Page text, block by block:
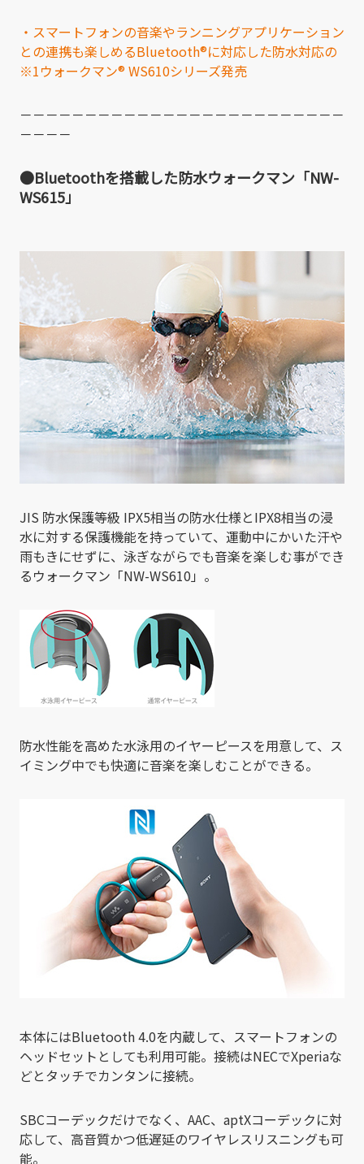
・スマートフォンの音楽やランニングアプリケーション
との連携も楽しめるBluetooth®に対応した防水対応の
※1ウォークマン® WS610シリーズ発売
－－－－－－－－－－－－－－－－－－－－－－－－－
－－－－
●Bluetoothを搭載した防水ウォークマン「NW-
WS615」
JIS 防水保護等級 IPX5相当の防水仕様とIPX8相当の浸
水に対する保護機能を持っていて、運動中にかいた汗や
雨もきにせずに、泳ぎながらでも音楽を楽しむ事ができ
るウォークマン「NW-WS610」。
防水性能を高めた水泳用のイヤーピースを用意して、ス
イミング中でも快適に音楽を楽しむことができる。
本体にはBluetooth 4.0を内蔵して、スマートフォンの
ヘッドセットとしても利用可能。接続はNECでXperiaな
どとタッチでカンタンに接続。
SBCコーデックだけでなく、AAC、aptXコーデックに対
応して、高音質かつ低遅延のワイヤレスリスニングも可
能。